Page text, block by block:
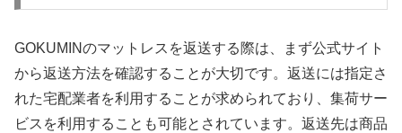
GOKUMINのマットレスを返送する際は、まず公式サイト
から返送方法を確認することが大切です。返送には指定さ
れた宅配業者を利用することが求められており、集荷サー
ビスを利用することも可能とされています。返送先は商品